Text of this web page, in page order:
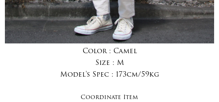
Color : Camel
Size : M
Model's Spec : 173cm/59kg
Coordinate Item